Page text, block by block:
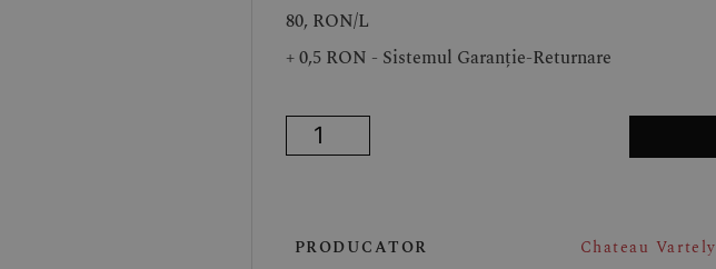
80, RON/L
+ 0,5 RON - Sistemul Garanție-Returnare
PRODUCATOR
Chateau Vartely